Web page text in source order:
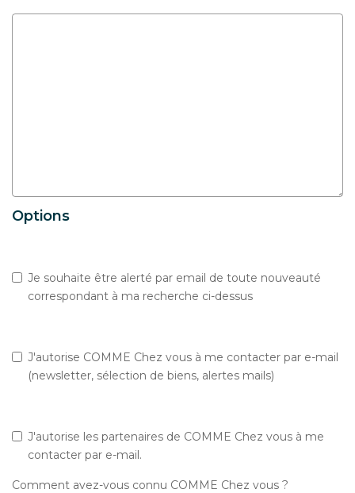
Options
Je souhaite être alerté par email de toute nouveauté
correspondant à ma recherche ci-dessus
J'autorise COMME Chez vous à me contacter par e-mail
(newsletter, sélection de biens, alertes mails)
J'autorise les partenaires de COMME Chez vous à me
contacter par e-mail.
Comment avez-vous connu COMME Chez vous ?